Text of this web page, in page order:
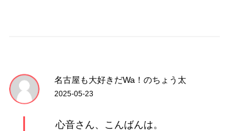
名古屋も大好きだWa！のちょう太
2025-05-23
心音さん、こんばんは。